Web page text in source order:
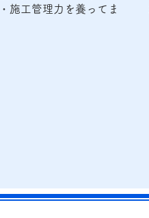
施工管理力を養ってま